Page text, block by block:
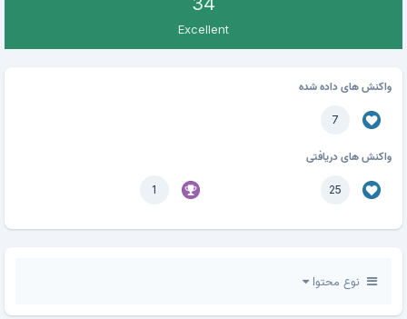
Excellent
واکنش های داده شده
7
واکنش های دریافتی
25
نوع محتوا